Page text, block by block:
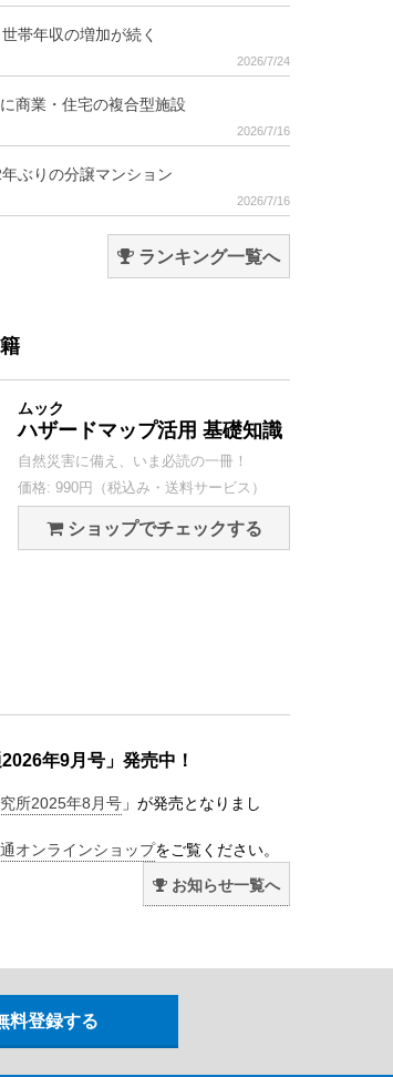
帯年収の増加が続く
2026/7/24
商業・住宅の複合型施設
2026/7/16
ぶりの分譲マンション
2026/7/16
ランキング一覧へ
ムック
ハザードマップ活用 基礎知識
自然災害に備え、いま必読の一冊！
価格: 990円（税込み・送料サービス）
ショップでチェックする
年9月号」発売中！
所2025年8月号 」が発売となりまし
オンラインショップをご覧ください。
お知らせ一覧へ